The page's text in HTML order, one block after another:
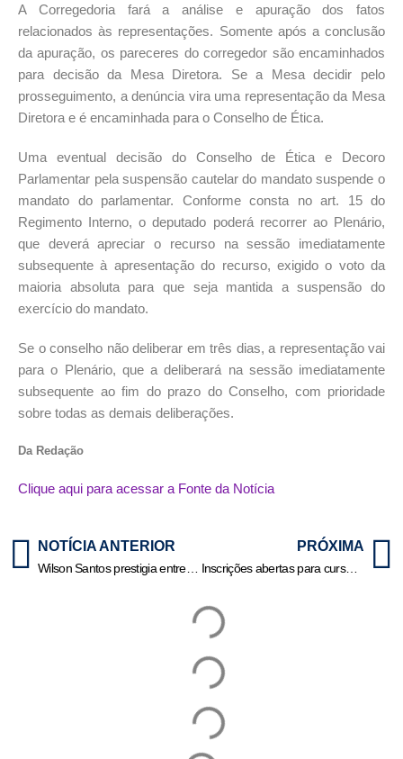
A Corregedoria fará a análise e apuração dos fatos
relacionados às representações. Somente após a conclusão
da apuração, os pareceres do corregedor são encaminhados
para decisão da Mesa Diretora. Se a Mesa decidir pelo
prosseguimento, a denúncia vira uma representação da Mesa
Diretora e é encaminhada para o Conselho de Ética.
Uma eventual decisão do Conselho de Ética e Decoro
Parlamentar pela suspensão cautelar do mandato suspende o
mandato do parlamentar. Conforme consta no art. 15 do
Regimento Interno, o deputado poderá recorrer ao Plenário,
que deverá apreciar o recurso na sessão imediatamente
subsequente à apresentação do recurso, exigido o voto da
maioria absoluta para que seja mantida a suspensão do
exercício do mandato.
Se o conselho não deliberar em três dias, a representação vai
para o Plenário, que a deliberará na sessão imediatamente
subsequente ao fim do prazo do Conselho, com prioridade
sobre todas as demais deliberações.
Da Redação
Clique aqui para acessar a Fonte da Notícia
NOTÍCIA ANTERIOR
Wilson Santos prestigia entrega de títulos de regularização fundiária em Nobres
PRÓXIMA
Inscrições abertas para curso de Noções Básicas de Políticas Públicas da Seplag-MT | HiperNotícias